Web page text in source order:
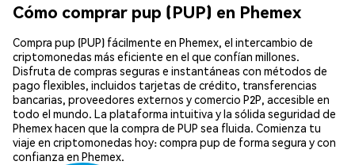
Cómo comprar pup (PUP) en Phemex
Compra pup (PUP) fácilmente en Phemex, el intercambio de
criptomonedas más eficiente en el que confían millones.
Disfruta de compras seguras e instantáneas con métodos de
pago flexibles, incluidos tarjetas de crédito, transferencias
bancarias, proveedores externos y comercio P2P, accesible en
todo el mundo. La plataforma intuitiva y la sólida seguridad de
Phemex hacen que la compra de PUP sea fluida. Comienza tu
viaje en criptomonedas hoy: compra pup de forma segura y con
confianza en Phemex.